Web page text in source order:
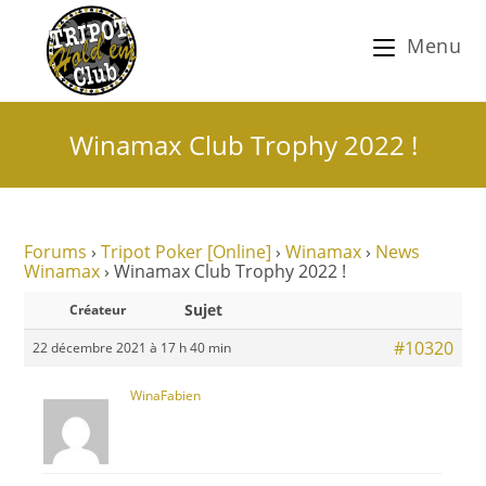
Menu
Winamax Club Trophy 2022 !
Forums › Tripot Poker [Online] › Winamax › News
Winamax › Winamax Club Trophy 2022 !
Créateur Sujet
22 décembre 2021 à 17 h 40 min #10320
WinaFabien